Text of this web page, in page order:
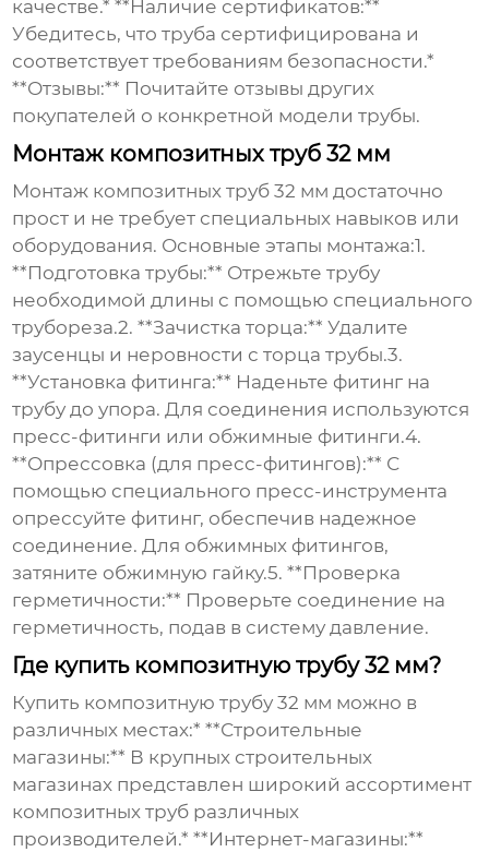
качестве.* **Наличие сертификатов:**
Убедитесь, что труба сертифицирована и
соответствует требованиям безопасности.*
**Отзывы:** Почитайте отзывы других
покупателей о конкретной модели трубы.
Монтаж композитных труб 32 мм
Монтаж композитных труб 32 мм достаточно
прост и не требует специальных навыков или
оборудования. Основные этапы монтажа:1.
**Подготовка трубы:** Отрежьте трубу
необходимой длины с помощью специального
трубореза.2. **Зачистка торца:** Удалите
заусенцы и неровности с торца трубы.3.
**Установка фитинга:** Наденьте фитинг на
трубу до упора. Для соединения используются
пресс-фитинги или обжимные фитинги.4.
**Опрессовка (для пресс-фитингов):** С
помощью специального пресс-инструмента
опрессуйте фитинг, обеспечив надежное
соединение. Для обжимных фитингов,
затяните обжимную гайку.5. **Проверка
герметичности:** Проверьте соединение на
герметичность, подав в систему давление.
Где купить композитную трубу 32 мм?
Купить композитную трубу 32 мм можно в
различных местах:* **Строительные
магазины:** В крупных строительных
магазинах представлен широкий ассортимент
композитных труб различных
производителей.* **Интернет-магазины:**